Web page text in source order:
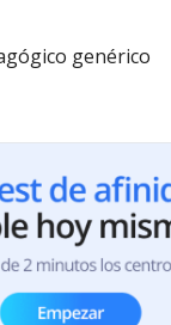
genérico